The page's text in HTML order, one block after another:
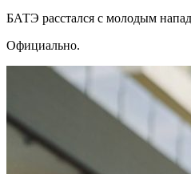
БАТЭ расстался с молодым
Официально.